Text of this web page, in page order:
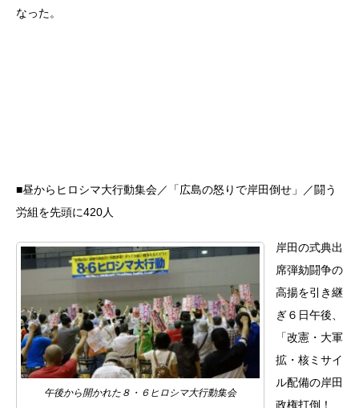
なった。
■昼からヒロシマ大行動集会／「広島の怒りで岸田倒せ」／闘う
労組を先頭に420人
午後から開かれた８・６ヒロシマ大行動集会
岸田の式典出
席弾劾闘争の
高揚を引き継
ぎ６日午後、
「改憲・大軍
拡・核ミサイ
ル配備の岸田
政権打倒！